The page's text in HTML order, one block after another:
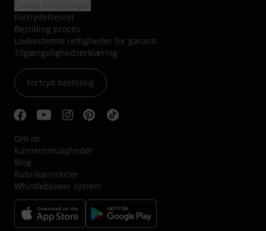
Fortrydelsesret
Bestilling proces
Lovbestemte rettigheder for garanti
Tilgængelighedserklæring
Fortryd bestilling
Om os
Karrieremuligheder
Blog
Rubrikannoncer
Whistleblower system